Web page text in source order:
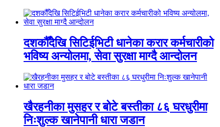
दशकौँदेखि सिटिईभिटी धानेका करार कर्मचारीको
भविष्य अन्योलमा, सेवा सुरक्षा माग्दै आन्दोलन
खैरहनीका मुसहर र बोटे बस्तीका ८६ घरधुरीमा
निःशुल्क खानेपानी धारा जडान